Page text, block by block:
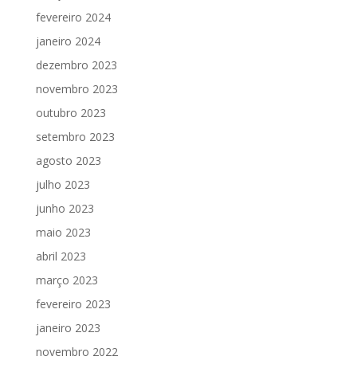
fevereiro 2024
janeiro 2024
dezembro 2023
novembro 2023
outubro 2023
setembro 2023
agosto 2023
julho 2023
junho 2023
maio 2023
abril 2023
março 2023
fevereiro 2023
janeiro 2023
novembro 2022